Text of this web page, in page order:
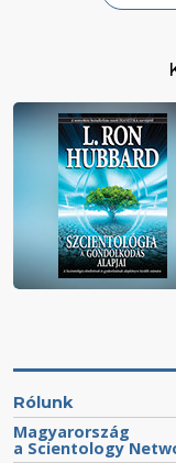
Rólunk
Magyarország
a Scientology